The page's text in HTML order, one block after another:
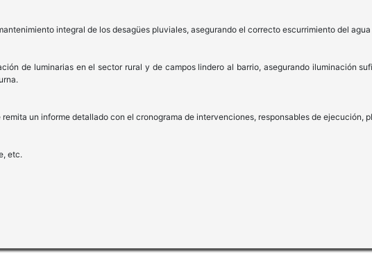
integral de los desagües pluviales, asegurando el correcto escurrimiento del
de luminarias en el sector rural y de campos lindero al barrio, asegurando iluminación
remita un informe detallado con el cronograma de intervenciones, responsables de ejecución,
etc.